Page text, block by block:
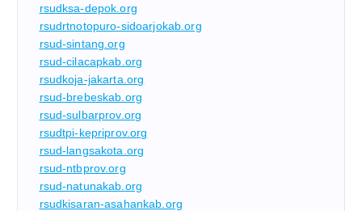
rsudksa-depok.org
rsudrtnotopuro-sidoarjokab.org
rsud-sintang.org
rsud-cilacapkab.org
rsudkoja-jakarta.org
rsud-brebeskab.org
rsud-sulbarprov.org
rsudtpi-kepriprov.org
rsud-langsakota.org
rsud-ntbprov.org
rsud-natunakab.org
rsudkisaran-asahankab.org